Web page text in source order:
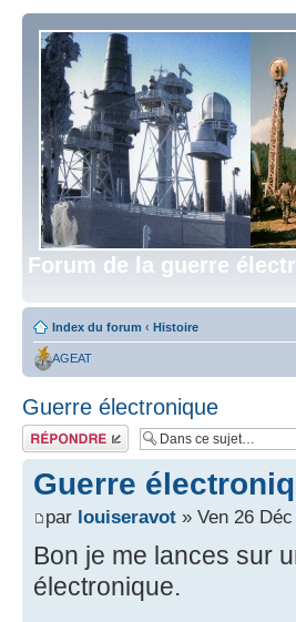
Forum de la guerre
Index du forum ‹ Histoire
AGEAT
Guerre électronique
Répondre
Guerre
par louiseravot » Ven 26
Bon je me lances sur
électronique.